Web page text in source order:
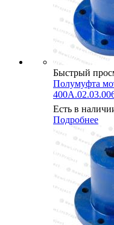
Быстрый
Полумуфта
Есть в
Подробнее